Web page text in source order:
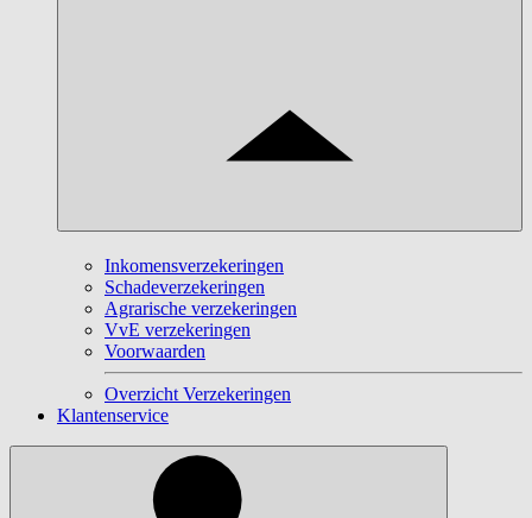
Inkomensverzekeringen
Schadeverzekeringen
Agrarische verzekeringen
VvE verzekeringen
Voorwaarden
Overzicht Verzekeringen
Klantenservice